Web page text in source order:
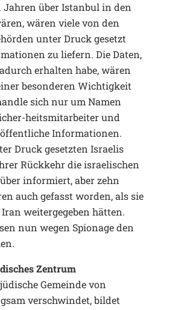
über Istanbul in den
wären viele von den
unter Druck gesetzt
zu liefern. Die Daten,
erhalten habe, wären
besonderen Wichtigkeit
sich nur um Namen
heitsmitarbeiter und
Informationen.
Druck gesetzten Israelis
Rückkehr die israelischen
informiert, aber zehn
auch gefasst worden, als sie
weitergegeben hätten.
nun wegen Spionage den
Zentrum
Gemeinde von
verschwindet, bildet